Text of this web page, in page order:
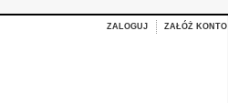
ZALOGUJ ZAŁÓŻ KONTO